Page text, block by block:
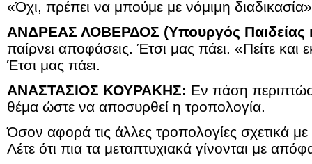
«Όχι, πρέπει να μπούμε με νόμιμη
ΑΝΔΡΕΑΣ ΛΟΒΕΡΔΟΣ (Υπουργός Παιδείας
παίρνει αποφάσεις. Έτσι μας πάει. «Πείτε και
Έτσι μας πάει.
ΑΝΑΣΤΑΣΙΟΣ ΚΟΥΡΑΚΗΣ: Εν πάση
θέμα ώστε να αποσυρθεί η τροπολογία.
Όσον αφορά τις άλλες τροπολογίες σχετικά με
Λέτε ότι πια τα μεταπτυχιακά γίνονται με